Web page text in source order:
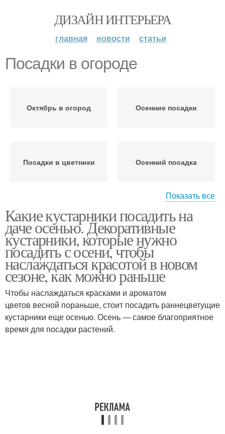
ДИЗАЙН ИНТЕРЬЕРА
главная новости статьи
Посадки в огороде
Октябрь в огород Осенние посадки
Посадки в цветники Осенний посадка
Весенний посадка Весенняя посадка
Посадки в зависимости Осенняя посадка
Показать все
Какие кустарники посадить на
даче осенью. Декоративные
кустарники, которые нужно
посадить с осени, чтобы
наслаждаться красотой в новом
сезоне, как можно раньше
Чтобы наслаждаться красками и ароматом
цветов весной пораньше, стоит посадить раннецветущие
кустарники еще осенью. Осень — самое благоприятное
время для посадки растений.